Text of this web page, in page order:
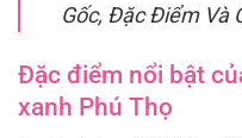
Gốc, Đặc Điểm Và
Đặc điểm nổi bật
xanh Phú Thọ